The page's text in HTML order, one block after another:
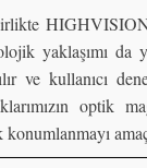
yaklaşımı da
ve kullanıcı
optik